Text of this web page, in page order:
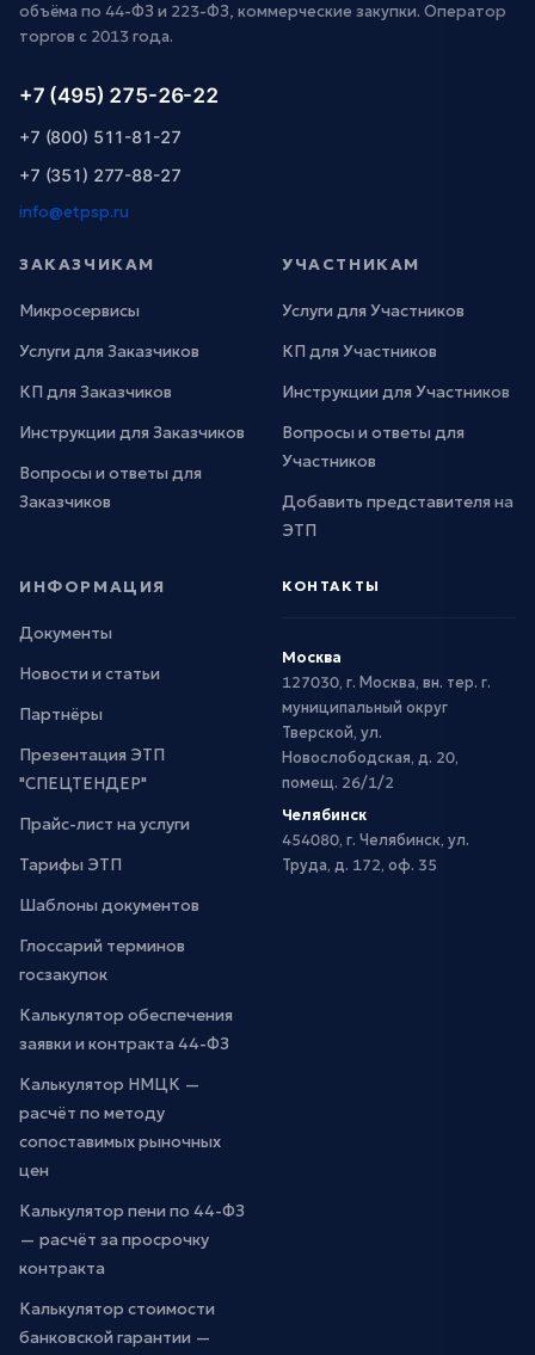
объёма по 44-ФЗ и 223-ФЗ, коммерческие закупки. Оператор
торгов с 2013 года.
+7 (495) 275-26-22
+7 (800) 511-81-27
+7 (351) 277-88-27
info@etpsp.ru
ЗАКАЗЧИКАМ
Микросервисы
Услуги для Заказчиков
КП для Заказчиков
Инструкции для Заказчиков
Вопросы и ответы для
Заказчиков
УЧАСТНИКАМ
Услуги для Участников
КП для Участников
Инструкции для Участников
Вопросы и ответы для
Участников
Добавить представителя на
ЭТП
ИНФОРМАЦИЯ
Документы
Новости и статьи
Партнёры
Презентация ЭТП
"СПЕЦТЕНДЕР"
Прайс-лист на услуги
Тарифы ЭТП
Шаблоны документов
Глоссарий терминов
госзакупок
Калькулятор обеспечения
заявки и контракта 44-ФЗ
Калькулятор НМЦК —
расчёт по методу
сопоставимых рыночных
цен
Калькулятор пени по 44-ФЗ
— расчёт за просрочку
контракта
Калькулятор стоимости
банковской гарантии —
КОНТАКТЫ
Москва
127030, г. Москва, вн. тер. г.
муниципальный округ
Тверской, ул.
Новослободская, д. 20,
помещ. 26/1/2
Челябинск
454080, г. Челябинск, ул.
Труда, д. 172, оф. 35